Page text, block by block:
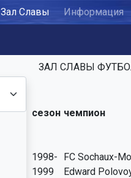
Зал Славы Информация
ЗАЛ СЛАВЫ
сезон чемпион
1998-
1999
FC Sochaux-
Edward